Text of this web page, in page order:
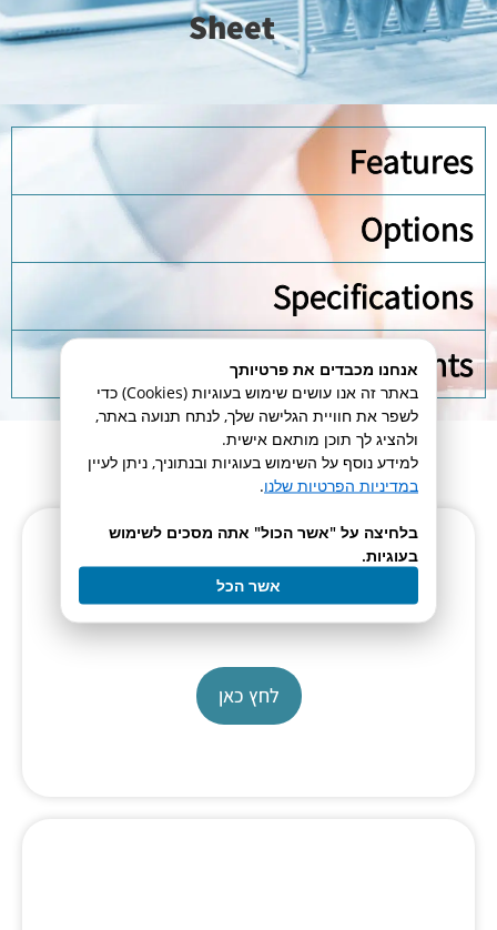
Sheet
Features
Options
Specifications
Product support Documents
מוצרים נוספים בקטגוריה
Fuel Cell Fixture
kit
לחץ כאן
אנחנו מכבדים את פרטיותך
באתר זה אנו עושים שימוש בעוגיות (Cookies) כדי
לשפר את חוויית הגלישה שלך, לנתח תנועה באתר,
ולהציג לך תוכן מותאם אישית.
למידע נוסף על השימוש בעוגיות ובנתוניך, ניתן לעיין
במדיניות הפרטיות שלנו.
בלחיצה על "אשר הכול" אתה מסכים לשימוש
בעוגיות.
אשר הכל